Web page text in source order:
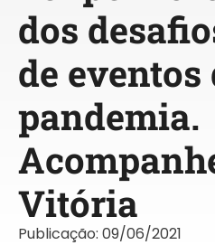
dos
de
pandemia.
Vitória
Publicação: 09/06/2021